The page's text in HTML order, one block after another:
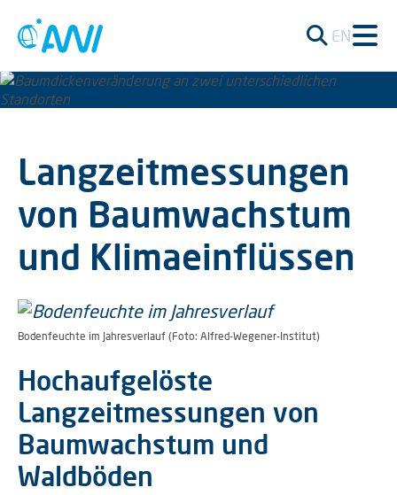
EN
Langzeitmessungen
von Baumwachstum
und Klimaeinflüssen
Bodenfeuchte im Jahresverlauf (Foto: Alfred-Wegener-Institut)
Hochaufgelöste
Langzeitmessungen von
Baumwachstum und
Waldböden